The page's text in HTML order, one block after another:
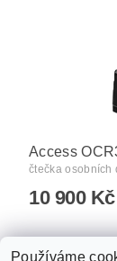
Access
čtečka osobních
10 900 Kč
Používáme